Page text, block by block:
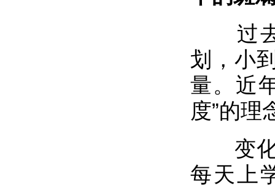
过去
划，小
量。近
度”的理
变化
每天上